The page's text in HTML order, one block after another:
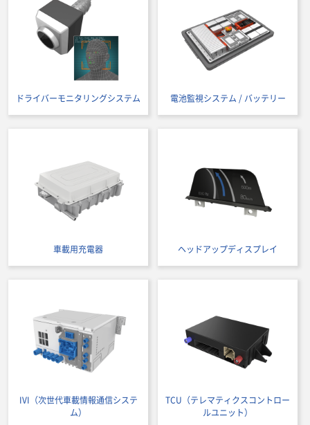
ドライバーモニタリングシステム 電池監視システム / バッテリー
車載用充電器 ヘッドアップディスプレイ
IVI（次世代車載情報通信システ
ム）
TCU（テレマティクスコントロー
ルユニット）